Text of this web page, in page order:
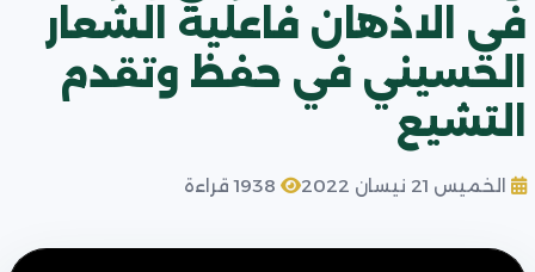
في الاذهان فاعلية الشعار
الحسيني في حفظ وتقدم
التشيع
الخميس 21 نيسان 2022